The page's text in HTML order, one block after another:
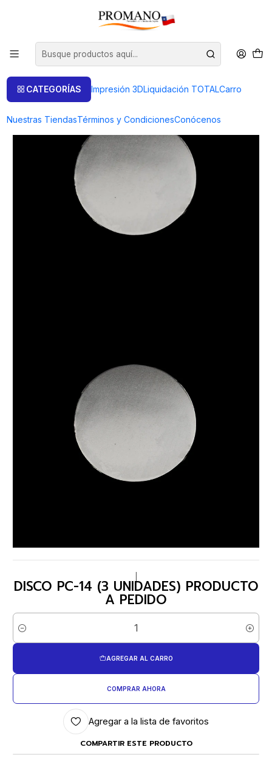
CATEGORÍAS Impresión 3DLiquidación TOTALCarro
Nuestras TiendasTérminos y CondicionesConócenos
Semielaborados Plata Piezas Cortadas
DISCO PC-14 (3 UNIDADES) PRODUCTO A PEDIDO
DISCO PC-14 (3 UNIDADES) PRODUCTO
A PEDIDO
Cantidad
AGREGAR AL CARRO
COMPRAR AHORA
Agregar a la lista de favoritos
COMPARTIR ESTE PRODUCTO